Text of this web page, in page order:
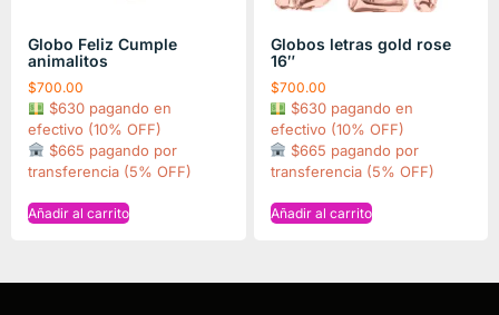
Globo Feliz Cumple
animalitos
$700.00
$630 pagando en
efectivo (10% OFF)
$665 pagando por
transferencia (5% OFF)
Añadir al carrito
Globos letras gold rose
16″
$700.00
$630 pagando en
efectivo (10% OFF)
$665 pagando por
transferencia (5% OFF)
Añadir al carrito